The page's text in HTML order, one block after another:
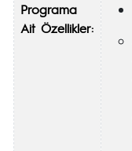
Programa
Ait Özellikler: